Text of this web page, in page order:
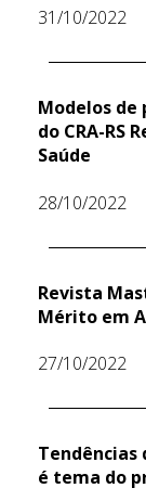
31/10/2022
Modelos
do CRA-RS
Saúde
28/10/2022
Revista
Mérito em
27/10/2022
Tendências
é tema do